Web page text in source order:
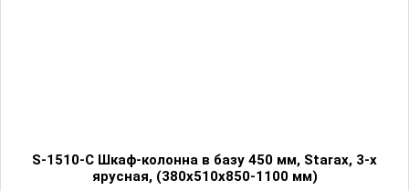
S-1510-C Шкаф-колонна в базу 450 мм, Starax, 3-х
ярусная, (380х510х850-1100 мм)